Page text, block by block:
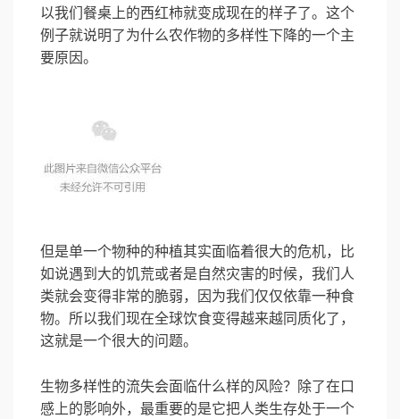
以我们餐桌上的西红柿就变成现在的样子了。这个
例子就说明了为什么农作物的多样性下降的一个主
要原因。
但是单一个物种的种植其实面临着很大的危机，比
如说遇到大的饥荒或者是自然灾害的时候，我们人
类就会变得非常的脆弱，因为我们仅仅依靠一种食
物。所以我们现在全球饮食变得越来越同质化了，
这就是一个很大的问题。
生物多样性的流失会面临什么样的风险？除了在口
感上的影响外，最重要的是它把人类生存处于一个